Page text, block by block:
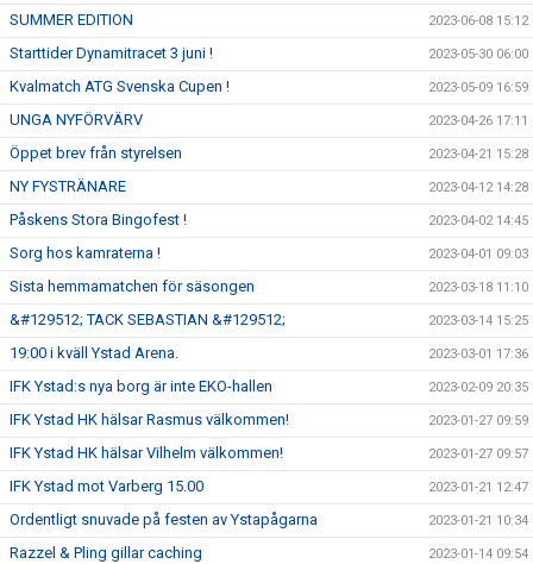
SUMMER EDITION 2023-06-08 15:12
Starttider Dynamitracet 3 juni ! 2023-05-30 06:00
Kvalmatch ATG Svenska Cupen ! 2023-05-09 16:59
UNGA NYFÖRVÄRV 2023-04-26 17:11
Öppet brev från styrelsen 2023-04-21 15:28
NY FYSTRÄNARE 2023-04-12 14:28
Påskens Stora Bingofest ! 2023-04-02 14:45
Sorg hos kamraterna ! 2023-04-01 09:03
Sista hemmamatchen för säsongen 2023-03-18 11:10
&#129512; TACK SEBASTIAN &#129512; 2023-03-14 15:25
19:00 i kväll Ystad Arena. 2023-03-01 17:36
IFK Ystad:s nya borg är inte EKO-hallen 2023-02-09 20:35
IFK Ystad HK hälsar Rasmus välkommen! 2023-01-27 09:59
IFK Ystad HK hälsar Vilhelm välkommen! 2023-01-27 09:57
IFK Ystad mot Varberg 15.00 2023-01-21 12:47
Ordentligt snuvade på festen av Ystapågarna 2023-01-21 10:34
Razzel & Pling gillar caching 2023-01-14 09:54